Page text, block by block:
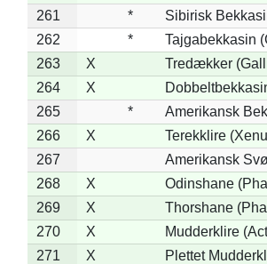
261
*
Sibirisk
262
*
Tajgabekkasin
263
X
Tredækker
264
X
265
*
Amerikansk
266
X
Terekklire
267
Amerikansk
268
X
Odinshane
269
X
Thorshane
270
X
Mudderklire
271
X
Plettet